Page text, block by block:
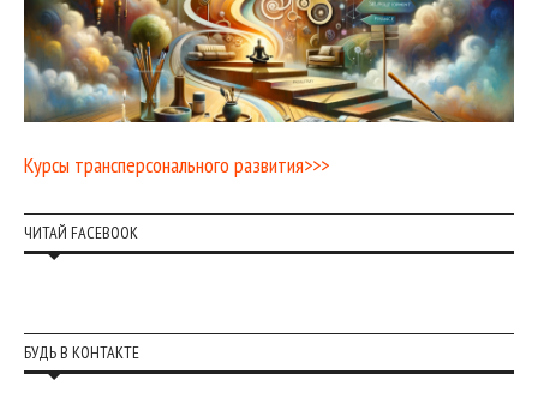
Курсы трансперсонального развития>>>
ЧИТАЙ FACEBOOK
БУДЬ В КОНТАКТЕ